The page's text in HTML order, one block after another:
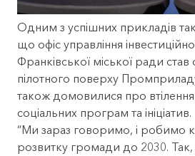
Одним з успішних прикладів
що офіс управління
Франківської міської ради
пілотного поверху
також домовилися про втілення
соціальних програм та ініціатив.
“Ми зараз говоримо, і робимо
розвитку громади до 2030. Так,